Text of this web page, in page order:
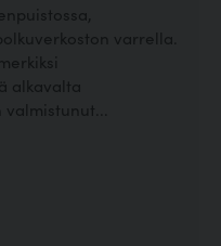
varrella.
alkavalta